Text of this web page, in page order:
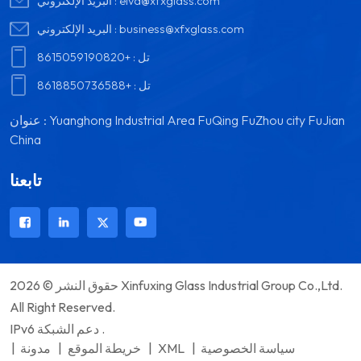
البريد الإلكتروني :business@xfxglass.com
تل : +8615059190820
تل : +8618850736588
عنوان : Yuanghong Industrial Area FuQing FuZhou city FuJian
China
تابعنا
حقوق النشر © 2026 Xinfuxing Glass Industrial Group Co.,Ltd.
All Right Reserved.
IPv6 دعم الشبكة .
| مدونة | خريطة الموقع | XML | سياسة الخصوصية